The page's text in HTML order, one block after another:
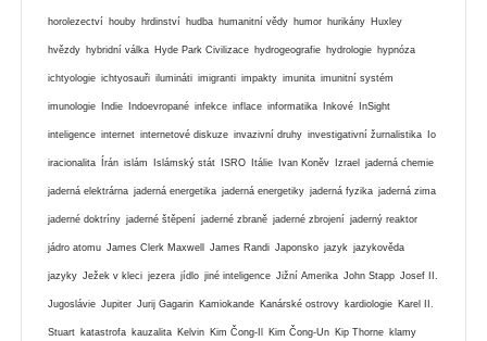
horolezectví houby hrdinství hudba humanitní vědy humor hurikány Huxley
hvězdy hybridní válka Hyde Park Civilizace hydrogeografie hydrologie hypnóza
ichtyologie ichtyosauři ilumináti imigranti impakty imunita imunitní systém
imunologie Indie Indoevropané infekce inflace informatika Inkové InSight
inteligence internet internetové diskuze invazivní druhy investigativní žurnalistika Io
iracionalita Írán islám Islámský stát ISRO Itálie Ivan Koněv Izrael jaderná chemie
jaderná elektrárna jaderná energetika jaderná energetiky jaderná fyzika jaderná zima
jaderné doktríny jaderné štěpení jaderné zbraně jaderné zbrojení jaderný reaktor
jádro atomu James Clerk Maxwell James Randi Japonsko jazyk jazykověda
jazyky Ježek v kleci jezera jídlo jiné inteligence Jižní Amerika John Stapp Josef II.
Jugoslávie Jupiter Jurij Gagarin Kamiokande Kanárské ostrovy kardiologie Karel II.
Stuart katastrofa kauzalita Kelvin Kim Čong-Il Kim Čong-Un Kip Thorne klamy